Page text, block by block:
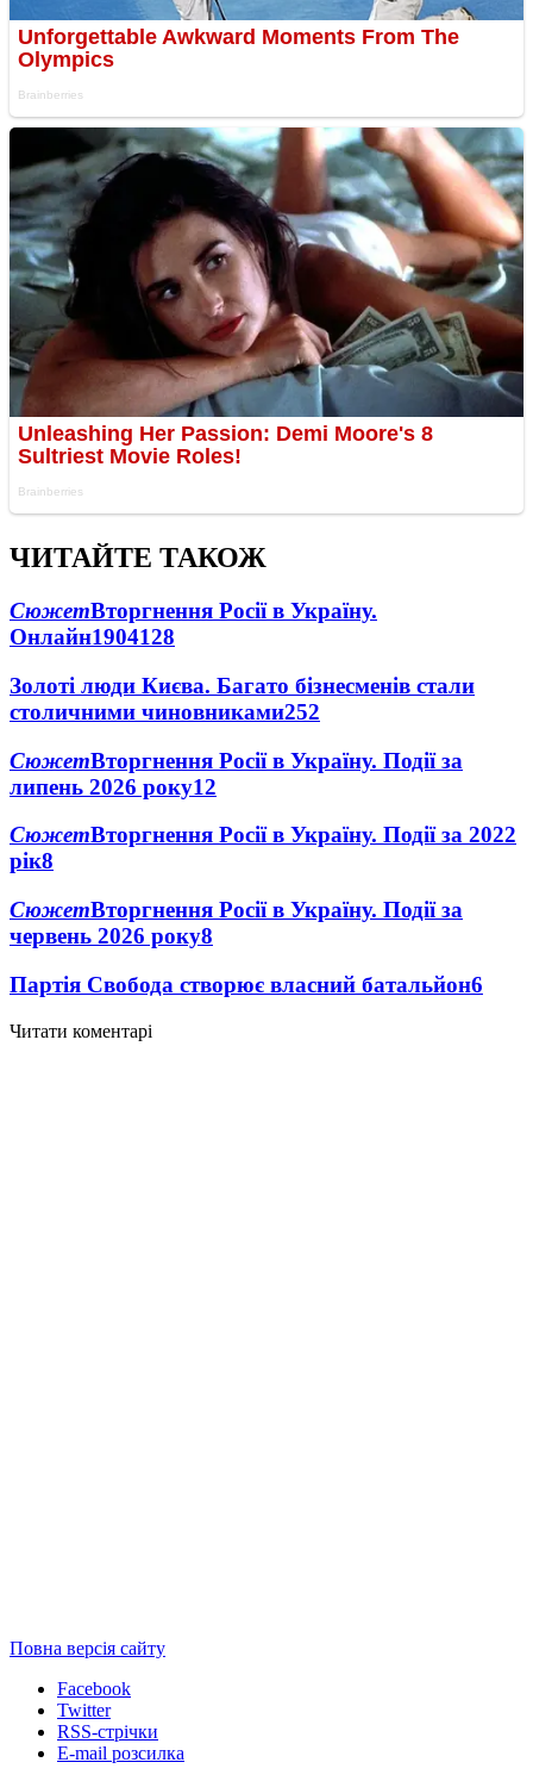
ЧИТАЙТЕ ТАКОЖ
СюжетВторгнення Росії в Україну.
Онлайн1904128
Золоті люди Києва. Багато бізнесменів стали
столичними чиновниками252
СюжетВторгнення Росії в Україну. Події за
липень 2026 року12
СюжетВторгнення Росії в Україну. Події за 2022
рік8
СюжетВторгнення Росії в Україну. Події за
червень 2026 року8
Партія Свобода створює власний батальйон6
Читати коментарі
Повна версія сайту
Facebook
Twitter
RSS-стрічки
E-mail розсилка